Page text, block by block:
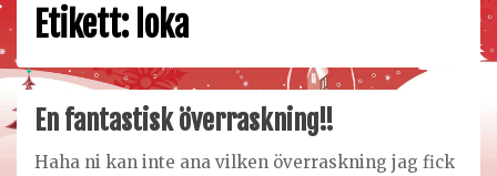
Etikett: loka
En fantastisk överraskning!!
Haha ni kan inte ana vilken överraskning jag fick